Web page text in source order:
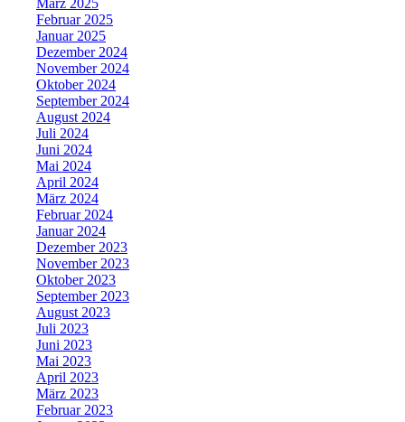
Februar 2025
Januar 2025
Dezember 2024
November 2024
Oktober 2024
September 2024
August 2024
Juli 2024
Juni 2024
Mai 2024
April 2024
März 2024
Februar 2024
Januar 2024
Dezember 2023
November 2023
Oktober 2023
September 2023
August 2023
Juli 2023
Juni 2023
Mai 2023
April 2023
März 2023
Februar 2023